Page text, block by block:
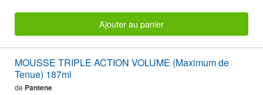
Ajouter au panier
MOUSSE TRIPLE ACTION VOLUME (Maximum de
Tenue) 187ml
de Pantene